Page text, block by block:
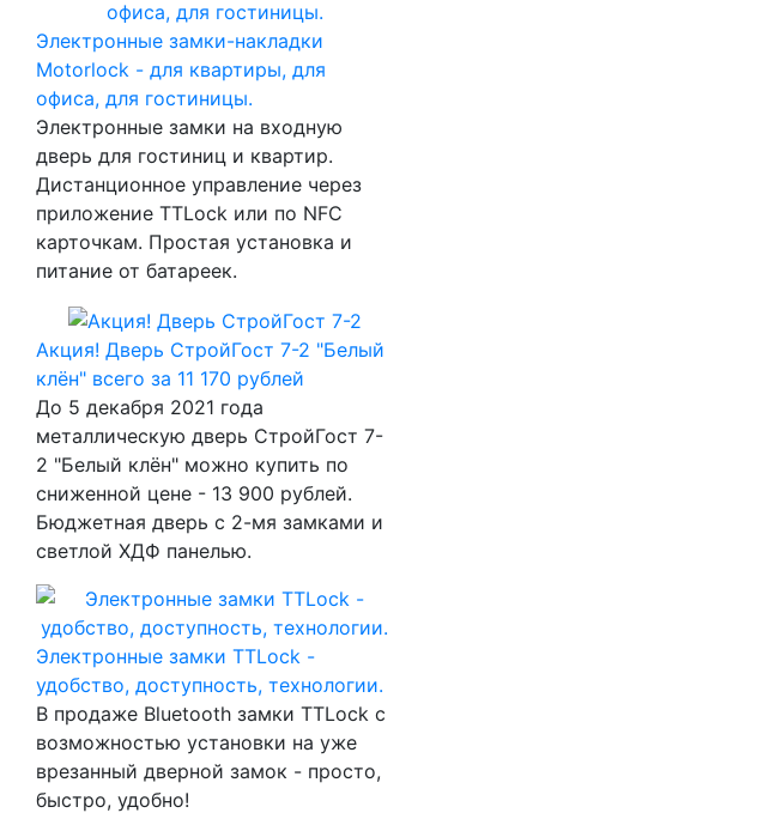
Электронные замки-накладки
Motorlock - для квартиры, для
офиса, для гостиницы.
Электронные замки на входную
дверь для гостиниц и квартир.
Дистанционное управление через
приложение TTLock или по NFC
карточкам. Простая установка и
питание от батареек.
Акция! Дверь СтройГост 7-2 "Белый
клён" всего за 11 170 рублей
До 5 декабря 2021 года
металлическую дверь СтройГост 7-
2 "Белый клён" можно купить по
сниженной цене - 13 900 рублей.
Бюджетная дверь с 2-мя замками и
светлой ХДФ панелью.
Электронные замки TTLock -
удобство, доступность, технологии.
В продаже Bluetooth замки TTLock с
возможностью установки на уже
врезанный дверной замок - просто,
быстро, удобно!